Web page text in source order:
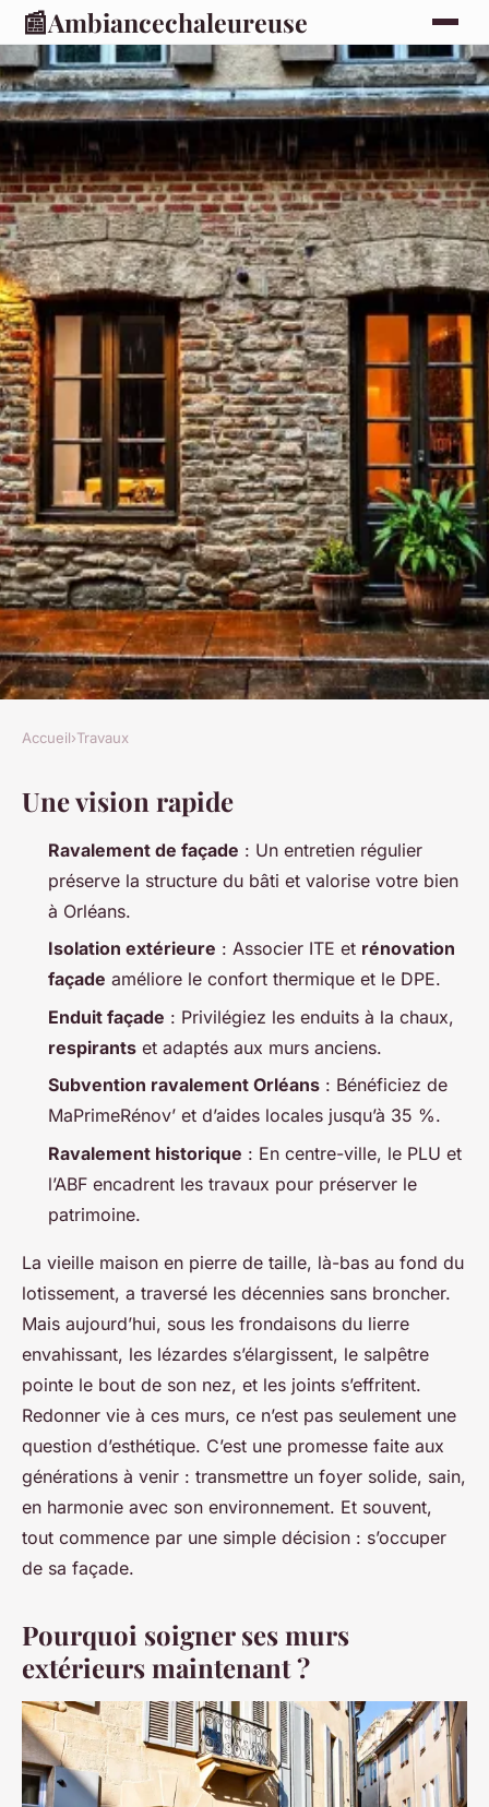
📰Ambiancechaleureuse
Top conseils pour une façade
rénovée à Orléans
Auberte•28/04/2026 20:52•13 min de lecture
Accueil›Travaux
Une vision rapide
Ravalement de façade : Un entretien régulier
préserve la structure du bâti et valorise votre bien
à Orléans.
Isolation extérieure : Associer ITE et rénovation
façade améliore le confort thermique et le DPE.
Enduit façade : Privilégiez les enduits à la chaux,
respirants et adaptés aux murs anciens.
Subvention ravalement Orléans : Bénéficiez de
MaPrimeRénov’ et d’aides locales jusqu’à 35 %.
Ravalement historique : En centre-ville, le PLU et
l’ABF encadrent les travaux pour préserver le
patrimoine.
La vieille maison en pierre de taille, là-bas au fond du
lotissement, a traversé les décennies sans broncher.
Mais aujourd’hui, sous les frondaisons du lierre
envahissant, les lézardes s’élargissent, le salpêtre
pointe le bout de son nez, et les joints s’effritent.
Redonner vie à ces murs, ce n’est pas seulement une
question d’esthétique. C’est une promesse faite aux
générations à venir : transmettre un foyer solide, sain,
en harmonie avec son environnement. Et souvent,
tout commence par une simple décision : s’occuper
de sa façade.
Pourquoi soigner ses murs
extérieurs maintenant ?